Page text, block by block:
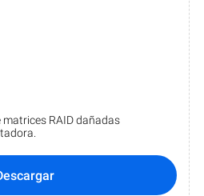
RAID dañadas